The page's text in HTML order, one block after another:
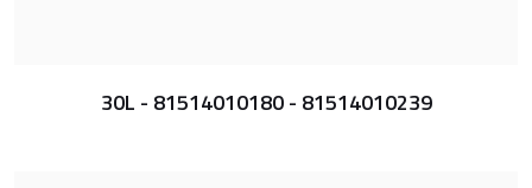
30L - 81514010180 - 81514010239